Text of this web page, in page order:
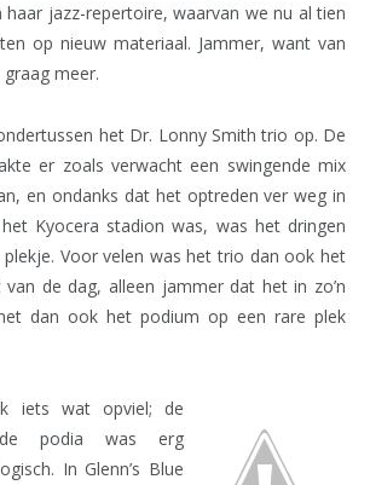
jazz-repertoire, waarvan we nu al tien
op nieuw materiaal. Jammer, want van
meer.
het Dr. Lonny Smith trio op. De
er zoals verwacht een swingende mix
en ondanks dat het optreden ver weg in
Kyocera stadion was, was het dringen
plekje. Voor velen was het trio dan ook het
de dag, alleen jammer dat het in zo’n
dan ook het podium op een rare plek
iets wat opviel; de
podia was erg
In Glenn’s Blue